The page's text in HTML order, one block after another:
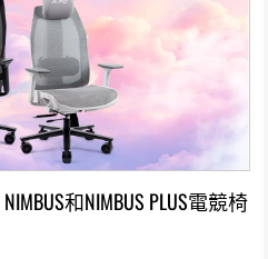
和NIMBUS PLUS電競椅